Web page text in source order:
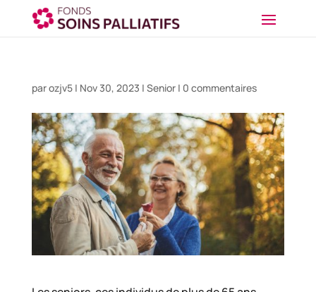
parozjv5| Nov 30, 2023 | Senior| 0 commentaires